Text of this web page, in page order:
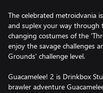
The celebrated metroidvania
and suplex your way
changing costumes of the
enjoy the savage challenges
Grounds' challenge level.
Guacamelee! 2 is Drinkbox
brawler adventure